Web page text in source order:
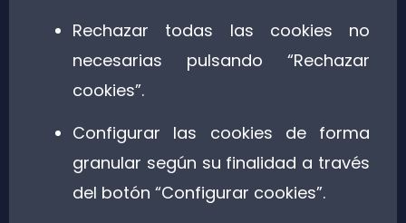
Rechazar todas las cookies no
necesarias pulsando “Rechazar
cookies”.
Configurar las cookies de forma
granular según su finalidad a través
del botón “Configurar cookies”.